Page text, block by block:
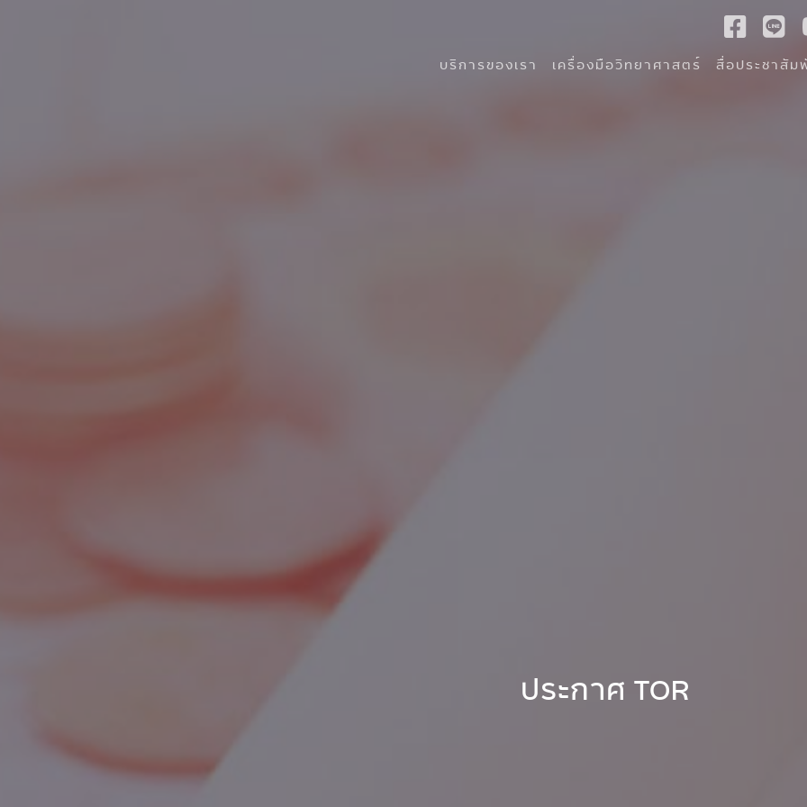
บริการของเรา เครื่องมือวิทยาศาสตร์ สื่อประชาสัม
ประกาศ TOR